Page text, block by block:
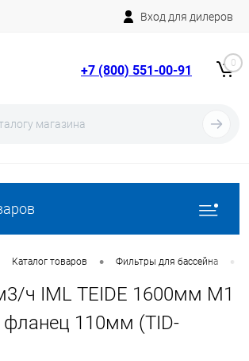
Вход для дилеров
+7 (800) 551-00-91 0
Каталог товаров • Фильтры для бассейна •
ч IML TEIDE 1600мм М1
110мм (TID-